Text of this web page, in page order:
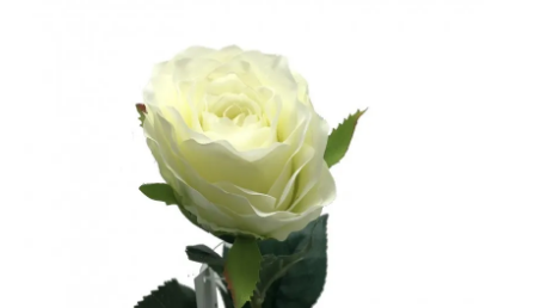
Plaques ALTUGLASS
Plaques à THEMES
Plaque Fleurs Céramiques
Inters - Inscriptions